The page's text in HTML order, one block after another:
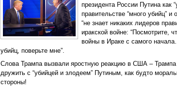
президента России Путина как
правительстве “много убийц”
“не знает никаких лидеров
иракской войне:
войны в Ираке с самого
убийц, поверьте мне”.
Слова Трампа вызвали яростную реакцию в США –
дружить с “убийцей и злодеем” Путиным, как будто
стороны!